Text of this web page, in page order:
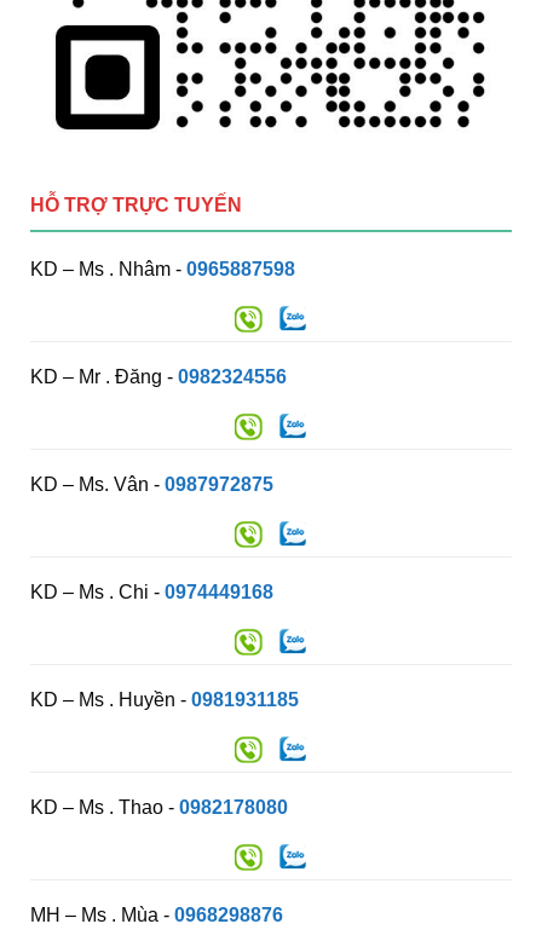
HỖ TRỢ TRỰC TUYẾN
KD – Ms . Nhâm - 0965887598
KD – Mr . Đăng - 0982324556
KD – Ms. Vân - 0987972875
KD – Ms . Chi - 0974449168
KD – Ms . Huyền - 0981931185
KD – Ms . Thao - 0982178080
MH – Ms . Mùa - 0968298876